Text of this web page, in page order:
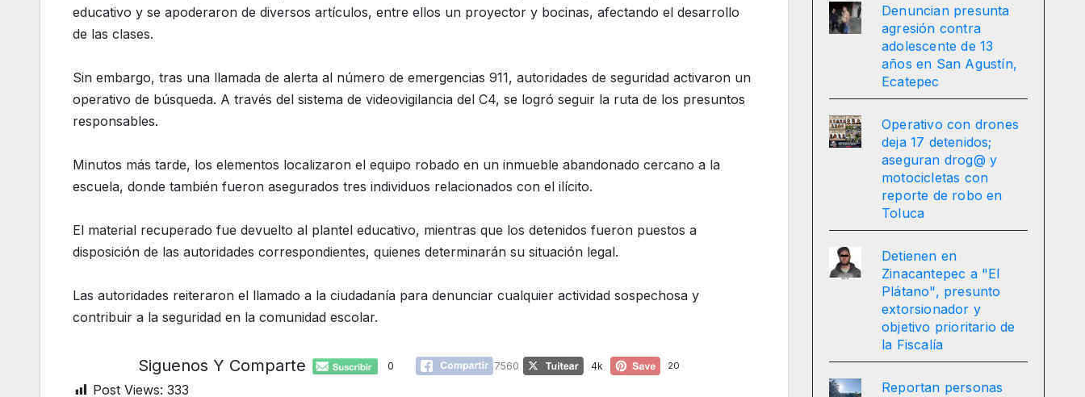
educativo y se apoderaron de diversos artículos, entre ellos un proyector y bocinas, afectando el desarrollo
de las clases.
Sin embargo, tras una llamada de alerta al número de emergencias 911, autoridades de seguridad activaron un
operativo de búsqueda. A través del sistema de videovigilancia del C4, se logró seguir la ruta de los presuntos
responsables.
Minutos más tarde, los elementos localizaron el equipo robado en un inmueble abandonado cercano a la
escuela, donde también fueron asegurados tres individuos relacionados con el ilícito.
El material recuperado fue devuelto al plantel educativo, mientras que los detenidos fueron puestos a
disposición de las autoridades correspondientes, quienes determinarán su situación legal.
Las autoridades reiteraron el llamado a la ciudadanía para denunciar cualquier actividad sospechosa y
contribuir a la seguridad en la comunidad escolar.
Siguenos Y Comparte 0 7560 4k 20
Post Views: 333
Denuncian presunta
agresión contra
adolescente de 13
años en San Agustín,
Ecatepec
Operativo con drones
deja 17 detenidos;
aseguran drog@ y
motocicletas con
reporte de robo en
Toluca
Detienen en
Zinacantepec a "El
Plátano", presunto
extorsionador y
objetivo prioritario de
la Fiscalía
Reportan personas